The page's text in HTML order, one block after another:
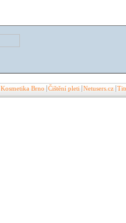
Kosmetika Brno Čištění pleti Netusers.cz